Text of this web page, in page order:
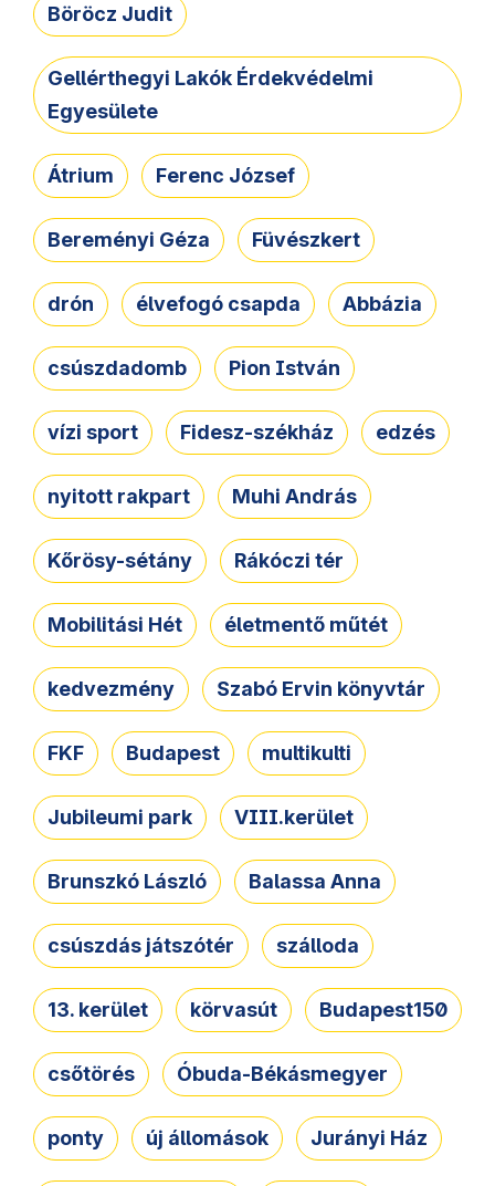
Böröcz Judit
Gellérthegyi Lakók Érdekvédelmi
Egyesülete
Átrium Ferenc József
Bereményi Géza Füvészkert
drón élvefogó csapda Abbázia
csúszdadomb Pion István
vízi sport Fidesz-székház edzés
nyitott rakpart Muhi András
Kőrösy-sétány Rákóczi tér
Mobilitási Hét életmentő műtét
kedvezmény Szabó Ervin könyvtár
FKF Budapest multikulti
Jubileumi park VIII.kerület
Brunszkó László Balassa Anna
csúszdás játszótér szálloda
13. kerület körvasút Budapest150
csőtörés Óbuda-Békásmegyer
ponty új állomások Jurányi Ház